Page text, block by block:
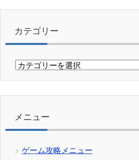
カテゴリー
カ
リ
メニュー
ゲーム攻略メニュー